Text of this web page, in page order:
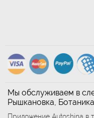
Мы обслуживаем в
Рышкановка,